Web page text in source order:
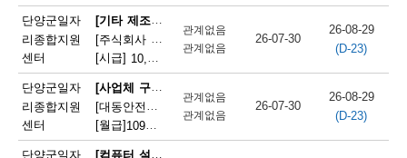
단양군일자
리종합지원
센터
[기타 제조 관련 단순 종사원]
[주식회사 어반텍] (주)어반텍 보도블럭 생산직원 모집
[시급] 10,320원 | 충청북도 단양군 매포읍 단양산업단지2로 102
관계없음
관계없음
26-07-30
26-08-29
(D-23)
단양군일자
리종합지원
센터
[사업체 구내식당 급식 조리사]
[대동안전주식회사] 대동안전(주) 단양공장 구내식당 조리사 모집
[월급] 109만원
관계없음
관계없음
26-07-30
26-08-29
(D-23)
단양군일자 [컴퓨터 설치 및 수리원(컴퓨터A/S원)]